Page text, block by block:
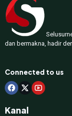
dan bermakna, hadir
Connected to us
Kanal